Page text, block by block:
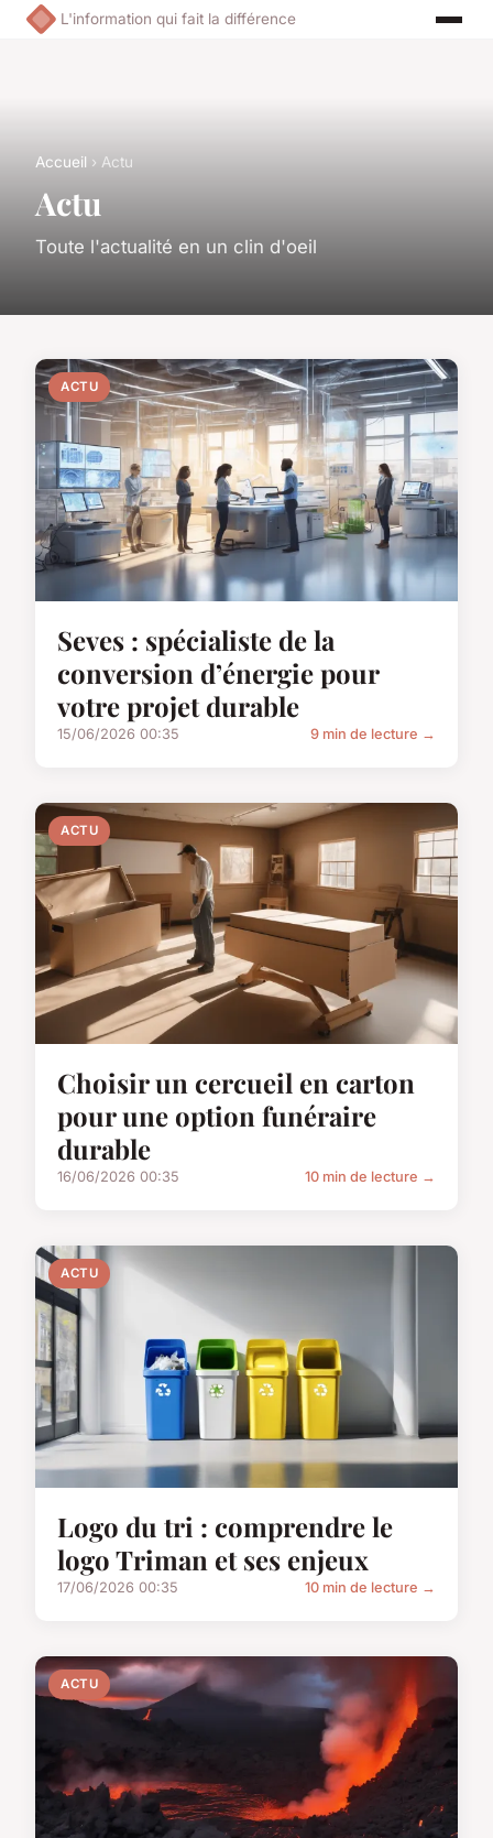
L'information qui fait la différence
Accueil › Actu
Actu
Toute l'actualité en un clin d'oeil
ACTU
Seves : spécialiste de la
conversion d’énergie pour
votre projet durable
15/06/2026 00:35 9 min de lecture →
ACTU
Choisir un cercueil en carton
pour une option funéraire
durable
16/06/2026 00:35 10 min de lecture →
ACTU
Logo du tri : comprendre le
logo Triman et ses enjeux
17/06/2026 00:35 10 min de lecture →
ACTU